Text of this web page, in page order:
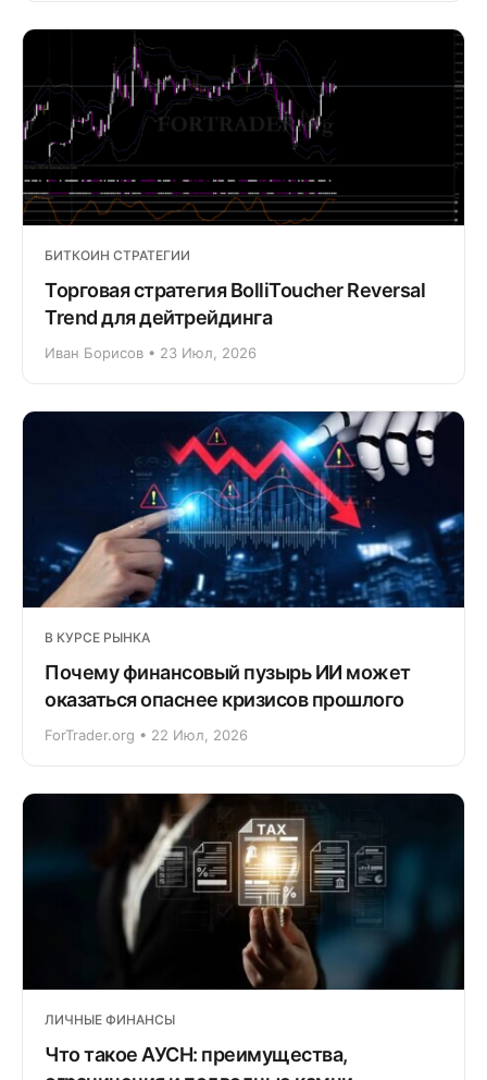
БИТКОИН СТРАТЕГИИ
Торговая стратегия BolliToucher Reversal
Trend для дейтрейдинга
Иван Борисов • 23 Июл, 2026
В КУРСЕ РЫНКА
Почему финансовый пузырь ИИ может
оказаться опаснее кризисов прошлого
ForTrader.org • 22 Июл, 2026
ЛИЧНЫЕ ФИНАНСЫ
Что такое АУСН: преимущества,